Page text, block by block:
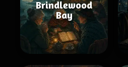
Brindlewood
Bay